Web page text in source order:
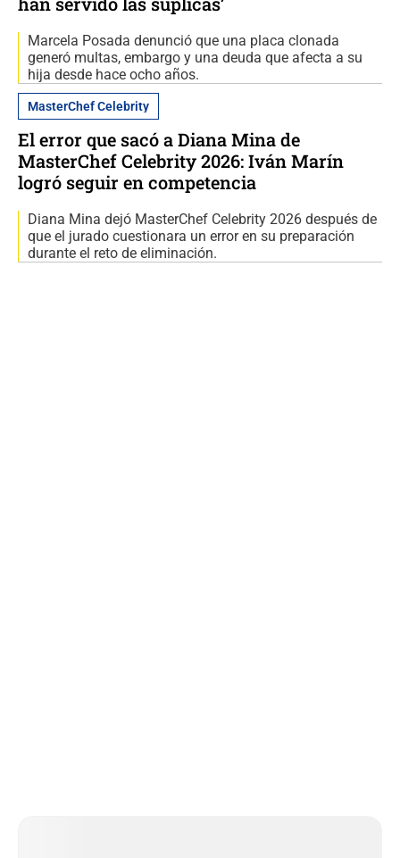
Marcela Posada denunció que una placa clonada
generó multas, embargo y una deuda que afecta a su
hija desde hace ocho años.
MasterChef Celebrity
El error que sacó a Diana Mina de
MasterChef Celebrity 2026: Iván Marín
logró seguir en competencia
Diana Mina dejó MasterChef Celebrity 2026 después de
que el jurado cuestionara un error en su preparación
durante el reto de eliminación.